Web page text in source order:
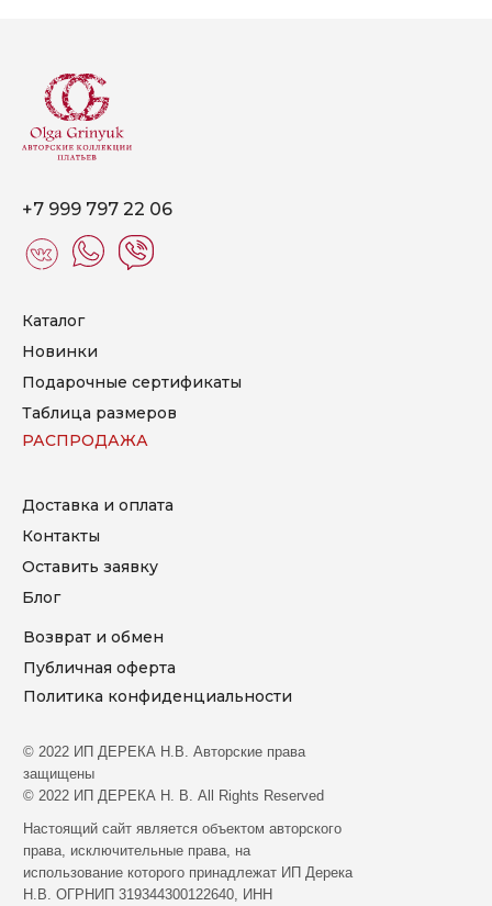
Каталог
Новинки
Подарочные сертификаты
Таблица размеров
Доставка и оплата
Контакты
Оставить заявку
Блог
Hacтoящий caйт являeтcя oбъeктoм aвтopcкoгo
пpaвa, иcключитeльныe пpaвa, нa
иcпoльзoвaниe кoтopoгo пpинaдлeжaт ИП Дерека
Н.В. ОГРНИП 319344300122640, ИНН
© 2022 ИП ДЕРЕКА Н.В. Aвтopcкиe пpaвa
зaщищeны
© 2022 ИП ДЕРЕКА Н. В. All Rights Reserved
Возврат и обмен
Публичная оферта
РАСПРОДАЖА
Политика конфиденциальности
+7 999 797 22 06